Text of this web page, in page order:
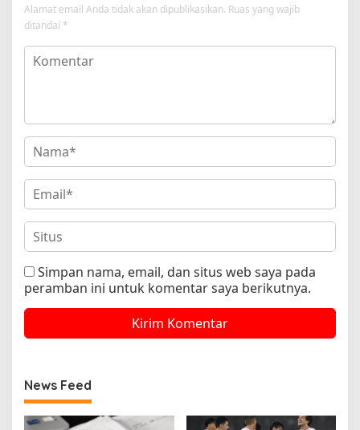
Alamat email Anda tidak akan dipublikasikan. Ruas yang wajib
ditandai *
Simpan nama, email, dan situs web saya pada
peramban ini untuk komentar saya berikutnya.
News Feed